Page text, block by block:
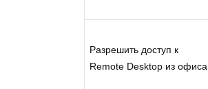
Разрешить доступ к
Remote Desktop из офиса